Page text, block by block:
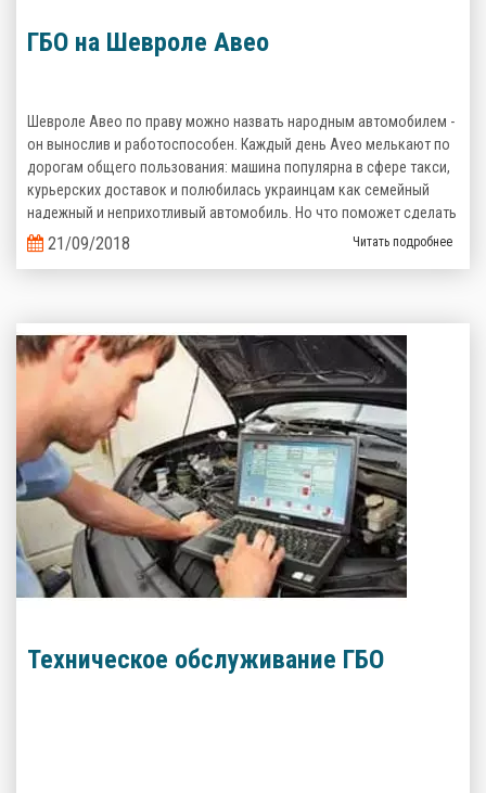
ГБО на Шевроле Авео
Шевроле Авео по праву можно назвать народным автомобилем -
он вынослив и работоспособен. Каждый день Aveo мелькают по
дорогам общего пользования: машина популярна в сфере такси,
курьерских доставок и полюбилась украинцам как семейный
надежный и неприхотливый автомобиль. Но что поможет сделать
его эксплуатацию еще более выгодной? Верно, комплект
газобаллонного оборудования, которое сэкономит кучу денег на
21/09/2018 Читать подробнее
Техническое обслуживание ГБО